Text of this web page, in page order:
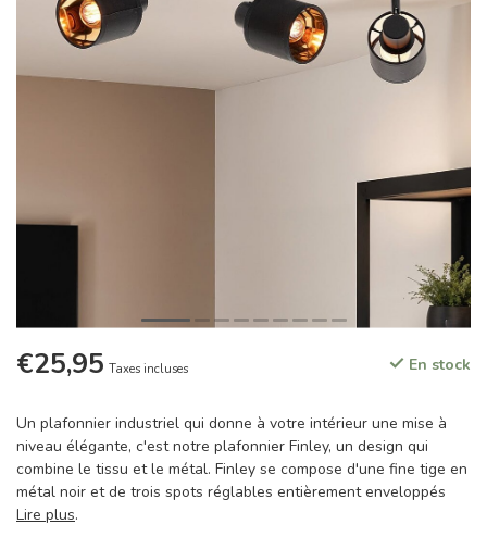
€25,95 Taxes incluses En stock
Un plafonnier industriel qui donne à votre intérieur une mise à
niveau élégante, c'est notre plafonnier Finley, un design qui
combine le tissu et le métal. Finley se compose d'une fine tige en
métal noir et de trois spots réglables entièrement enveloppés
Lire plus.